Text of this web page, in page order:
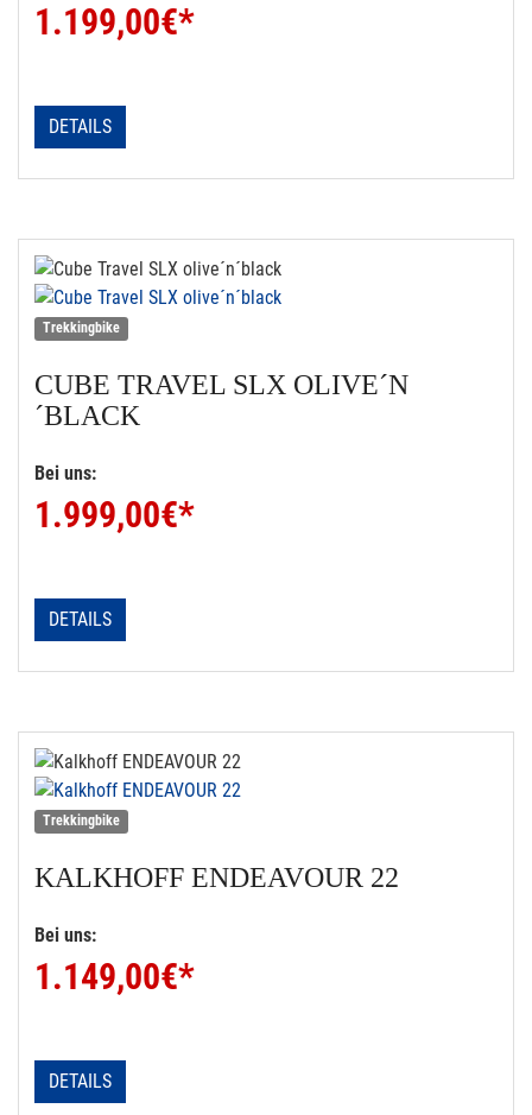
1.199,00€*
DETAILS
Trekkingbike
CUBE TRAVEL SLX OLIVE´N
´BLACK
Bei uns:
1.999,00€*
DETAILS
Trekkingbike
KALKHOFF ENDEAVOUR 22
Bei uns:
1.149,00€*
DETAILS